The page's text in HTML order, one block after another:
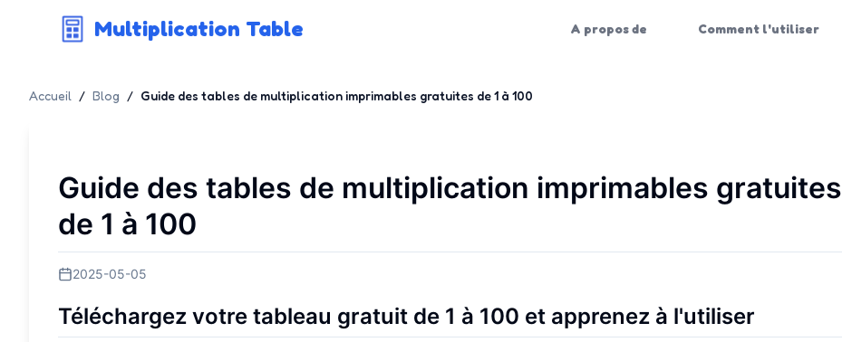
Multiplication Table A propos de Comment l'utiliser
Accueil / Blog / Guide des tables de multiplication imprimables gratuites de 1 à 100
Guide des tables de multiplication imprimables gratuites
de 1 à 100
2025-05-05
Téléchargez votre tableau gratuit de 1 à 100 et apprenez à l'utiliser